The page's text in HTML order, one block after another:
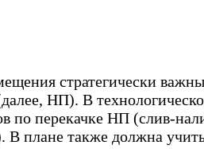
стратегически
НП). В
перекачке НП (слив-
В плане также должна